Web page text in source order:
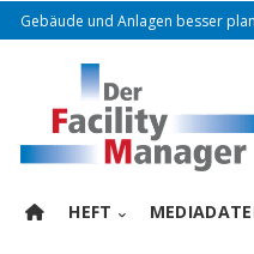
Gebäude und Anlagen besser
HEFT